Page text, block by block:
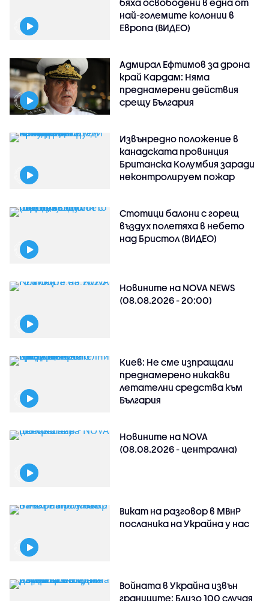
бяха освободени в една от
най-големите колонии в
Европа (ВИДЕО)
Адмирал Ефтимов за дрона
край Кардам: Няма
преднамерени действия
срещу България
Извънредно положение в
канадската провинция
Британска Колумбия заради
неконтролируем пожар
Стотици балони с горещ
въздух полетяха в небето
над Бристол (ВИДЕО)
Новините на NOVA NEWS
(08.08.2026 - 20:00)
Киев: Не сме изпращали
преднамерено никакви
летателни средства към
България
Новините на NOVA
(08.08.2026 - централна)
Викат на разговор в МВнР
посланика на Украйна у нас
Войната в Украйна извън
границите: Близо 100 случая